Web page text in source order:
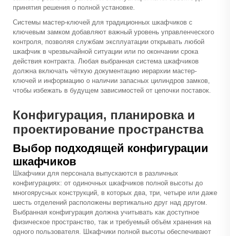
принятия решения о полной установке.
Системы мастер-ключей для традиционных шкафчиков с
ключевым замком добавляют важный уровень управленческого
контроля, позволяя службам эксплуатации открывать любой
шкафчик в чрезвычайной ситуации или по окончании срока
действия контракта. Любая выбранная система шкафчиков
должна включать чёткую документацию иерархии мастер-
ключей и информацию о наличии запасных цилиндров замков,
чтобы избежать в будущем зависимостей от цепочки поставок.
Конфигурация, планировка и
проектирование пространства
Выбор подходящей конфигурации
шкафчиков
Шкафчики для персонала выпускаются в различных
конфигурациях: от одиночных шкафчиков полной высоты до
многоярусных конструкций, в которых два, три, четыре или даже
шесть отделений расположены вертикально друг над другом.
Выбранная конфигурация должна учитывать как доступное
физическое пространство, так и требуемый объём хранения на
одного пользователя. Шкафчики полной высоты обеспечивают